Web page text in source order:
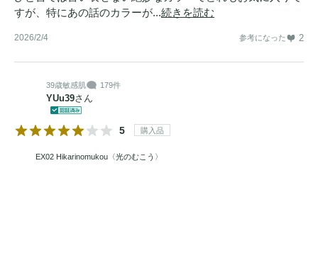
すが、特にあの話のカラーが...続きを読む
2026/2/4 参考になった 2
39歳敏感肌 179件
YUu39さん
5 購入品
EX02 Hikarinomukou〈光のむこう〉